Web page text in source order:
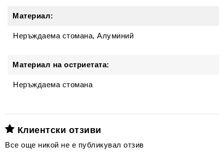
Материал:
Неръждаема стомана, Алуминий
Материал на остриетата:
Неръждаема стомана
Клиентски отзиви
Все още никой не е публикувал отзив